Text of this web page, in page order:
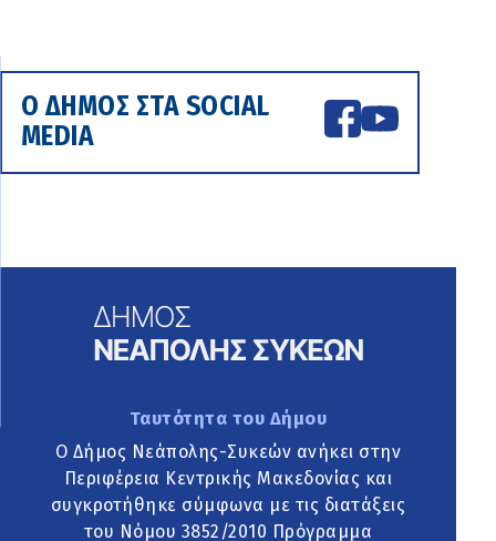
Ο ΔΗΜΟΣ ΣΤΑ SOCIAL
MEDIA
Ταυτότητα του Δήμου
Ο Δήμος Νεάπολης-Συκεών ανήκει στην
Περιφέρεια Κεντρικής Μακεδονίας και
συγκροτήθηκε σύμφωνα με τις διατάξεις
του Νόμου 3852/2010 Πρόγραμμα